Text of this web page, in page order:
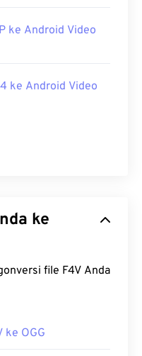
ke Android Video
ke Android Video
file F4V Anda
ke OGG